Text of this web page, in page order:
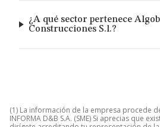
¿A qué sector pertenece
Construcciones S.l.?
(1) La información de la empresa procede
INFORMA D&B S.A. (SME) Si aprecias que